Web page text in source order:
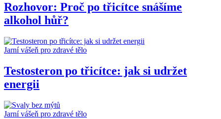
Rozhovor: Proč po třicítce snášíme
alkohol hůř?
Jarní vášeň pro zdravé tělo
Testosteron po třicítce: jak si udržet
energii
Jarní vášeň pro zdravé tělo